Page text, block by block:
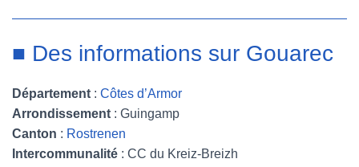
■ Des informations sur Gouarec
Département : Côtes d’Armor
Arrondissement : Guingamp
Canton : Rostrenen
Intercommunalité : CC du Kreiz-Breizh